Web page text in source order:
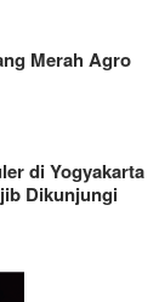
Merah Agro
di Yogyakarta
Dikunjungi